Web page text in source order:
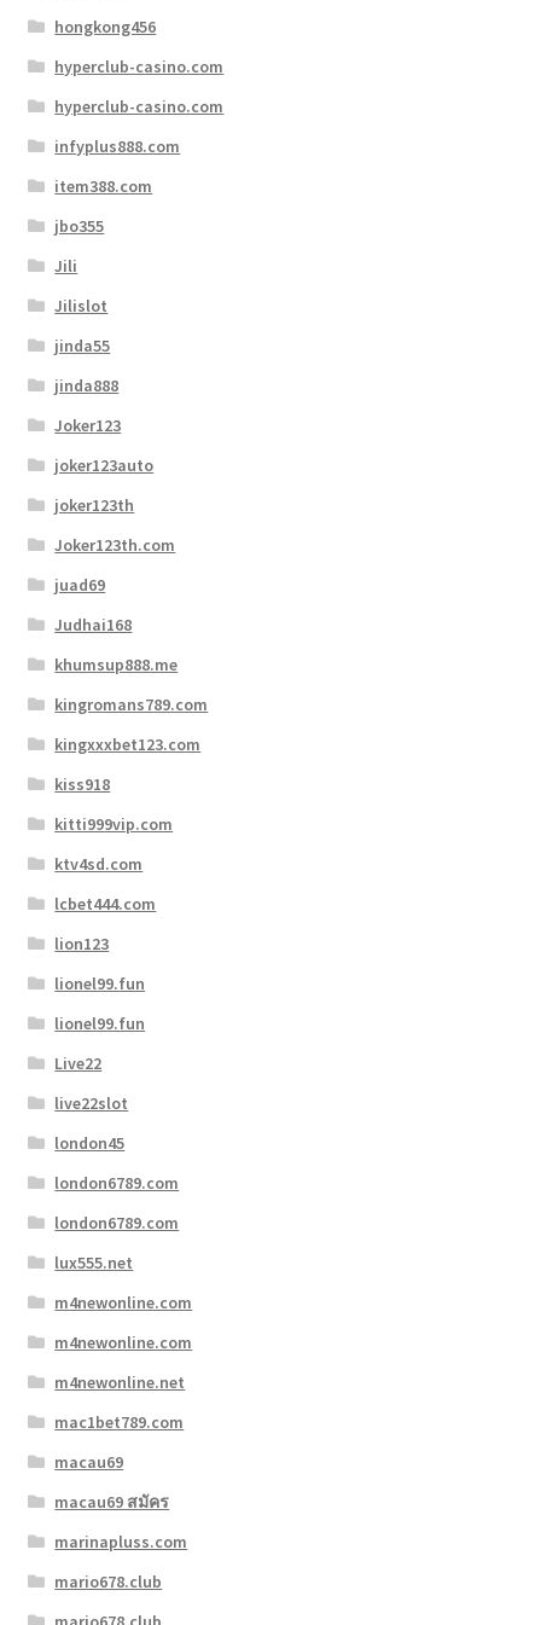
hongkong456
hyperclub-casino.com
hyperclub-casino.com
infyplus888.com
item388.com
jbo355
Jili
Jilislot
jinda55
jinda888
Joker123
joker123auto
joker123th
Joker123th.com
juad69
Judhai168
khumsup888.me
kingromans789.com
kingxxxbet123.com
kiss918
kitti999vip.com
ktv4sd.com
lcbet444.com
lion123
lionel99.fun
lionel99.fun
Live22
live22slot
london45
london6789.com
london6789.com
lux555.net
m4newonline.com
m4newonline.com
m4newonline.net
mac1bet789.com
macau69
macau69 สมัคร
marinapluss.com
mario678.club